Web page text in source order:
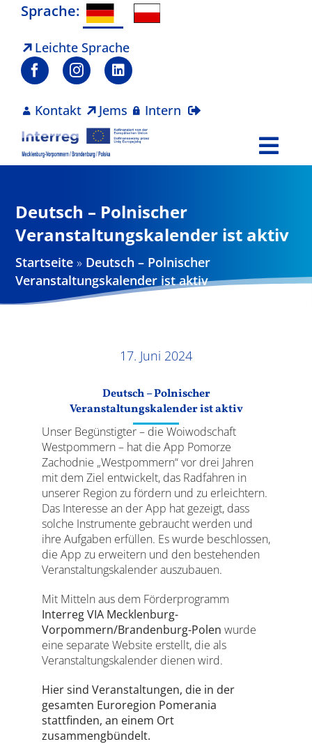
Zum
springen
Sprache:
Leichte Sprache
Kontakt Jems Intern
Projekte
Aktuelles
Deutsch – Polnischer
Veranstaltungskalender ist aktiv
Startseite » Deutsch – Polnischer
Veranstaltungskalender ist aktiv
17. Juni 2024
Deutsch – Polnischer
Veranstaltungskalender ist aktiv
Unser Begünstigter – die Woiwodschaft
Westpommern – hat die App Pomorze
Zachodnie „Westpommern“ vor drei Jahren
mit dem Ziel entwickelt, das Radfahren in
unserer Region zu fördern und zu erleichtern.
Das Interesse an der App hat gezeigt, dass
solche Instrumente gebraucht werden und
ihre Aufgaben erfüllen. Es wurde beschlossen,
die App zu erweitern und den bestehenden
Veranstaltungskalender auszubauen.
Mit Mitteln aus dem Förderprogramm
Interreg VIA Mecklenburg-
Vorpommern/Brandenburg-Polen wurde
eine separate Website erstellt, die als
Veranstaltungskalender dienen wird.
Hier sind Veranstaltungen, die in der
gesamten Euroregion Pomerania
stattfinden, an einem Ort
zusammengbündelt.